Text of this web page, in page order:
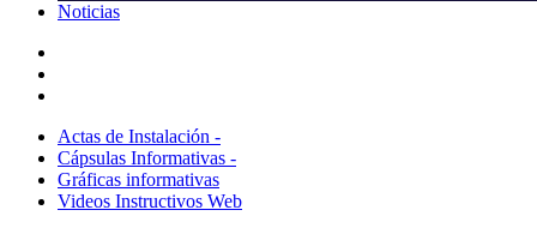
Noticias
Actas de Instalación -
Cápsulas Informativas -
Gráficas informativas
Videos Instructivos Web